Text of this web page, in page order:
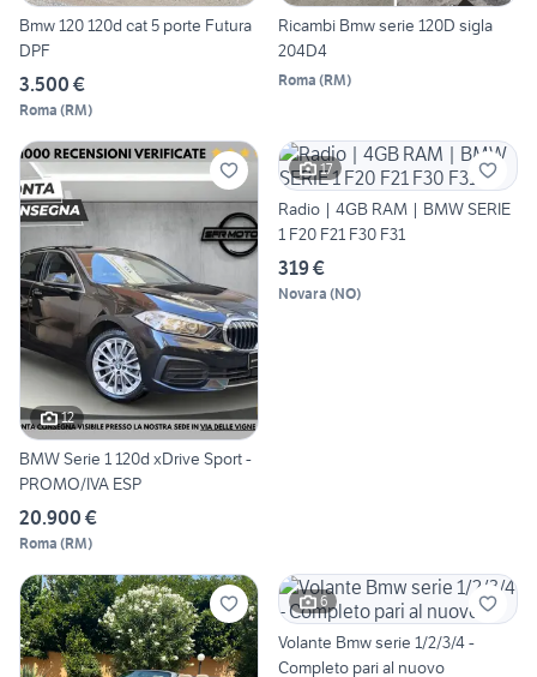
Bmw 120 120d cat 5 porte Futura
DPF
3.500 €
Roma (RM)
Ricambi Bmw serie 120D sigla
204D4
Roma (RM)
12
BMW Serie 1 120d xDrive Sport -
PROMO/IVA ESP
20.900 €
Roma (RM)
17
Radio | 4GB RAM | BMW SERIE
1 F20 F21 F30 F31
319 €
Novara (NO)
6
Volante Bmw serie 1/2/3/4 -
Completo pari al nuovo